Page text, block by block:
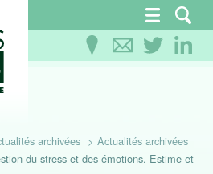
13 - Comité départemental
archivées
Actualités archivées
du stress et des émotions. Estime et